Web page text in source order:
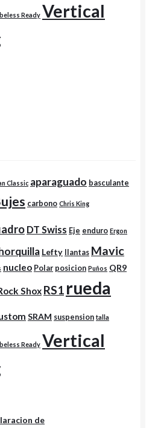
Ready Vertical
Classic aparaguado basculante
carbono Chris King
DT Swiss Eje enduro Ergon
Lefty llantas Mavic
nucleo Polar posicion Puños QR9
Shox RS1 rueda
SRAM suspension talla
Ready Vertical